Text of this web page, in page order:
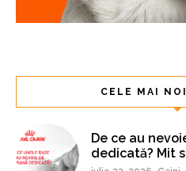
CELE MAI
De ce au
dedicată? Mit